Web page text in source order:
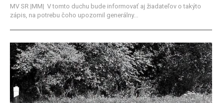
MV SR |MM| V tomto duchu bude informovať aj žiadateľov o takýto
zápis, na potrebu čoho upozornil generálny...